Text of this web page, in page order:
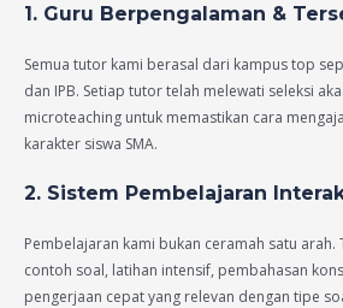
1. Guru Berpengalaman &
Semua tutor kami berasal dari kampus top
dan IPB. Setiap tutor telah melewati seleksi
microteaching untuk memastikan cara
karakter siswa SMA.
2. Sistem Pembelajaran
Pembelajaran kami bukan ceramah satu
contoh soal, latihan intensif, pembahasan
pengerjaan cepat yang relevan dengan tipe